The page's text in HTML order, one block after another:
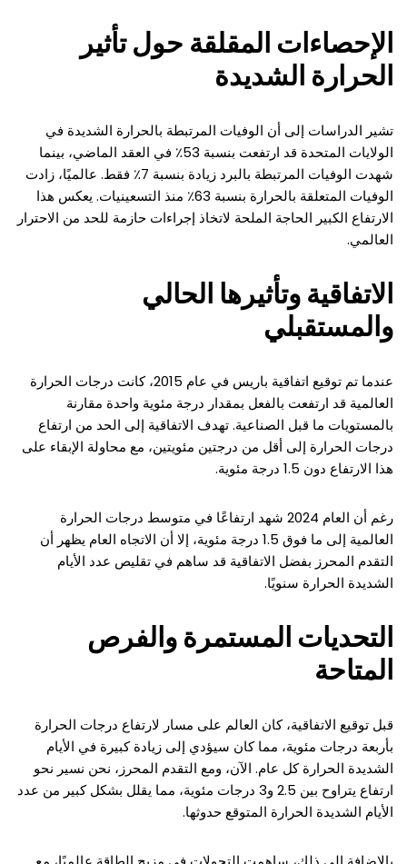
الإحصاءات المقلقة حول تأثير
الحرارة الشديدة
تشير الدراسات إلى أن الوفيات المرتبطة بالحرارة الشديدة في
الولايات المتحدة قد ارتفعت بنسبة 53٪ في العقد الماضي، بينما
شهدت الوفيات المرتبطة بالبرد زيادة بنسبة 7٪ فقط. عالميًا، زادت
الوفيات المتعلقة بالحرارة بنسبة 63٪ منذ التسعينيات. يعكس هذا
الارتفاع الكبير الحاجة الملحة لاتخاذ إجراءات حازمة للحد من الاحترار
العالمي.
الاتفاقية وتأثيرها الحالي
والمستقبلي
عندما تم توقيع اتفاقية باريس في عام 2015، كانت درجات الحرارة
العالمية قد ارتفعت بالفعل بمقدار درجة مئوية واحدة مقارنة
بالمستويات ما قبل الصناعية. تهدف الاتفاقية إلى الحد من ارتفاع
درجات الحرارة إلى أقل من درجتين مئويتين، مع محاولة الإبقاء على
هذا الارتفاع دون 1.5 درجة مئوية.
رغم أن العام 2024 شهد ارتفاعًا في متوسط درجات الحرارة
العالمية إلى ما فوق 1.5 درجة مئوية، إلا أن الاتجاه العام يظهر أن
التقدم المحرز بفضل الاتفاقية قد ساهم في تقليص عدد الأيام
الشديدة الحرارة سنويًا.
التحديات المستمرة والفرص
المتاحة
قبل توقيع الاتفاقية، كان العالم على مسار لارتفاع درجات الحرارة
بأربعة درجات مئوية، مما كان سيؤدي إلى زيادة كبيرة في الأيام
الشديدة الحرارة كل عام. الآن، ومع التقدم المحرز، نحن نسير نحو
ارتفاع يتراوح بين 2.5 و3 درجات مئوية، مما يقلل بشكل كبير من عدد
الأيام الشديدة الحرارة المتوقع حدوثها.